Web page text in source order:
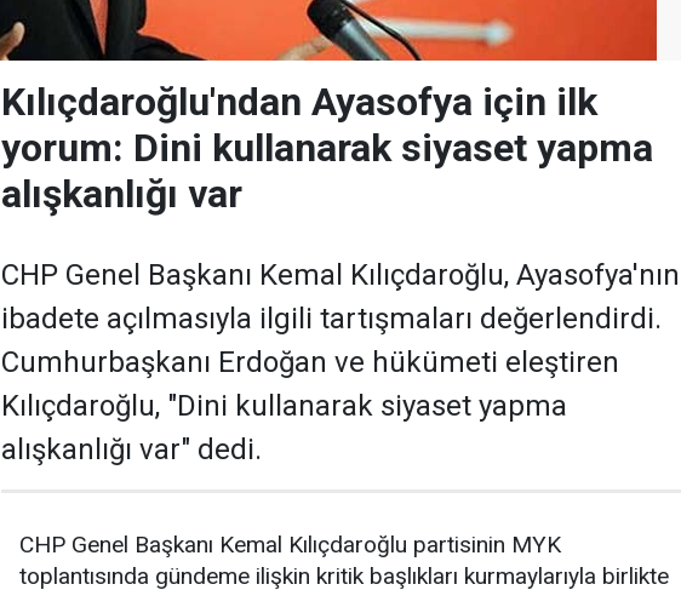
Kılıçdaroğlu'ndan Ayasofya için ilk
yorum: Dini kullanarak siyaset yapma
alışkanlığı var
CHP Genel Başkanı Kemal Kılıçdaroğlu, Ayasofya'nın
ibadete açılmasıyla ilgili tartışmaları değerlendirdi.
Cumhurbaşkanı Erdoğan ve hükümeti eleştiren
Kılıçdaroğlu, "Dini kullanarak siyaset yapma
alışkanlığı var" dedi.
CHP Genel Başkanı Kemal Kılıçdaroğlu partisinin MYK
toplantısında gündeme ilişkin kritik başlıkları kurmaylarıyla birlikte